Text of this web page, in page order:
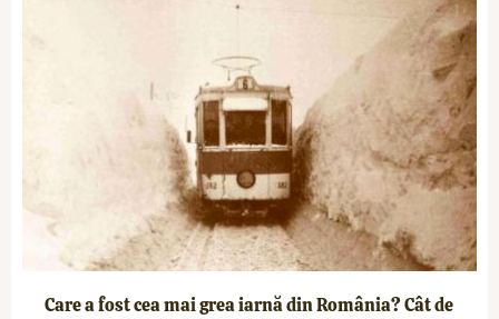
Care a fost cea mai grea iarnă din România? Cât de